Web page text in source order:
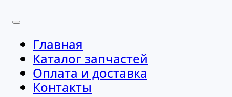
Главная
Каталог запчастей
Оплата и доставка
Контакты